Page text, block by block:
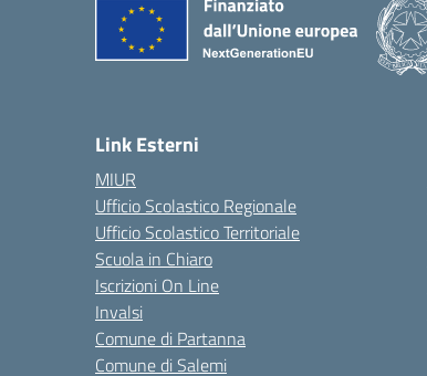
Link Esterni
MIUR
Ufficio Scolastico Regionale
Ufficio Scolastico Territoriale
Scuola in Chiaro
Iscrizioni On Line
Invalsi
Comune di Partanna
Comune di Salemi